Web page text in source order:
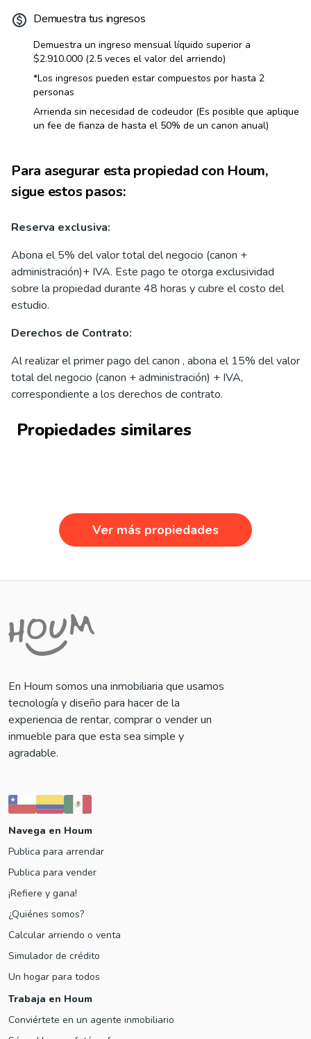
Demuestra tus ingresos
Demuestra un ingreso mensual líquido superior a
$2.910.000 (2.5 veces el valor del arriendo)
*Los ingresos pueden estar compuestos por hasta 2
personas
Arrienda sin necesidad de codeudor (Es posible que aplique
un fee de fianza de hasta el 50% de un canon anual)
Para asegurar esta propiedad con Houm,
sigue estos pasos:
Reserva exclusiva:
Abona el 5% del valor total del negocio (canon +
administración)+ IVA. Este pago te otorga exclusividad
sobre la propiedad durante 48 horas y cubre el costo del
estudio.
Derechos de Contrato:
Al realizar el primer pago del canon , abona el 15% del valor
total del negocio (canon + administración) + IVA,
correspondiente a los derechos de contrato.
Propiedades similares
Ver más propiedades
En Houm somos una inmobiliaria que usamos
tecnología y diseño para hacer de la
experiencia de rentar, comprar o vender un
inmueble para que esta sea simple y
agradable.
Navega en Houm
Publica para arrendar
Publica para vender
¡Refiere y gana!
¿Quiénes somos?
Calcular arriendo o venta
Simulador de crédito
Un hogar para todos
Trabaja en Houm
Conviértete en un agente inmobiliario